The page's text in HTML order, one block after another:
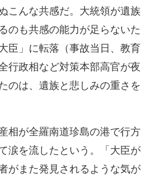
こんな共感だ。大統領が遺族
のも共感の能力が足らないた
臣」に転落（事故当日、教育
行政相など対策本部高官が夜
のは、遺族と悲しみの重さを
相が全羅南道珍島の港で行方
涙を流したという。「大臣が
がまた発見されるような気が